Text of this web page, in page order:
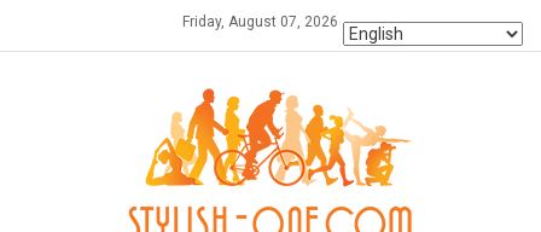
Friday, August 07, 2026